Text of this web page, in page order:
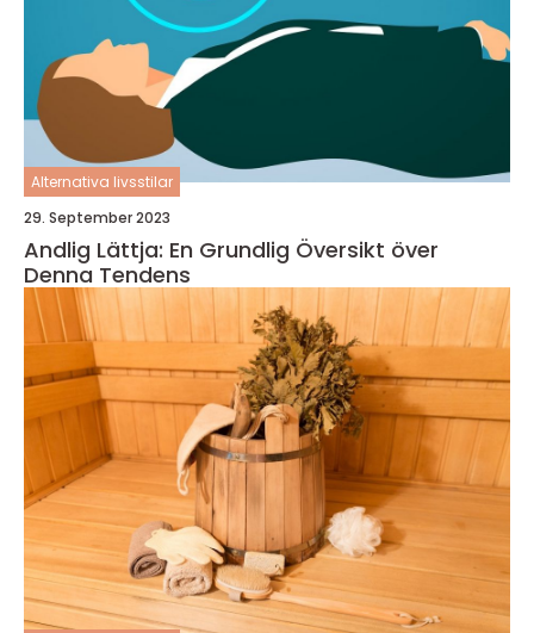
Alternativa livsstilar
29. September 2023
Andlig Lättja: En Grundlig Översikt över
Denna Tendens